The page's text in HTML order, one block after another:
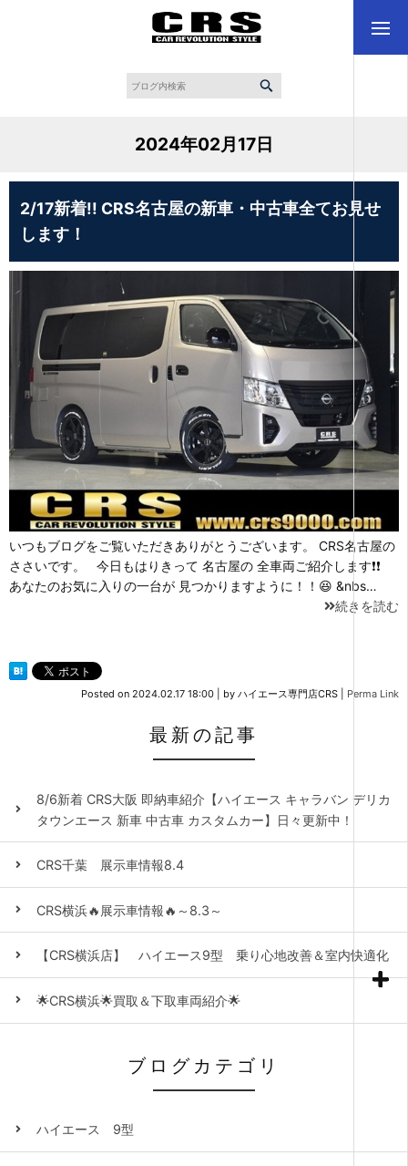
2024年02月17日
2/17新着!! CRS名古屋の新車・中古車全てお見せ
します！
いつもブログをご覧いただきありがとうございます。 CRS名古屋の
ささいです。 今日もはりきって 名古屋の 全車両ご紹介します❗❗
あなたのお気に入りの一台が 見つかりますように！！😆 &nbs…
続きを読む
Posted on 2024.02.17 18:00 by ハイエース専門店CRS Perma Link
最新の記事
8/6新着 CRS大阪 即納車紹介【ハイエース キャラバン デリカ
タウンエース 新車 中古車 カスタムカー】日々更新中！
CRS千葉 展示車情報8.4
CRS横浜🔥展示車情報🔥～8.3～
【CRS横浜店】 ハイエース9型 乗り心地改善＆室内快適化
🌟CRS横浜🌟買取＆下取車両紹介🌟
ブログカテゴリ
ハイエース 9型